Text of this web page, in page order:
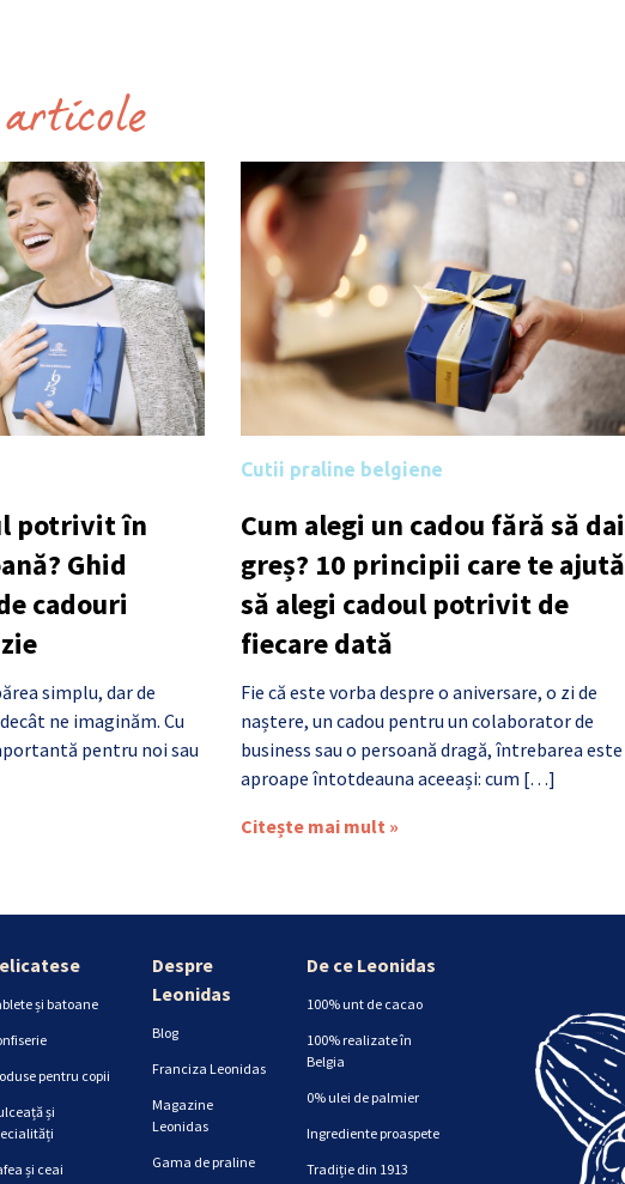
articole
potrivit în
Ghid
cadouri
simplu, dar de
ne imaginăm. Cu
pentru noi sau
Cutii praline belgiene
Cum alegi un cadou fără să dai
greș? 10 principii care te ajută
să alegi cadoul potrivit de
fiecare dată
Fie că este vorba despre o aniversare, o zi de
naștere, un cadou pentru un colaborator de
business sau o persoană dragă, întrebarea este
aproape întotdeauna aceeași: cum […]
Citește mai mult »
și batoane
pentru copii
și
și ceai
Despre
Leonidas
Blog
Franciza Leonidas
Magazine
Leonidas
Gama de praline
De ce Leonidas
100% unt de cacao
100% realizate în
Belgia
0% ulei de palmier
Ingrediente proaspete
Tradiție din 1913